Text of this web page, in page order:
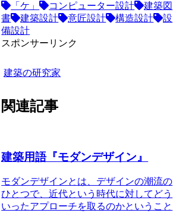
「ケ」
コンピューター設計
建築図
書
建築設計 意匠設計 構造設計
設
備設計
スポンサーリンク
建築の研究家
関連記事
建築用語『モダンデザイン』
モダンデザインとは、デザインの潮流の
ひとつで、近代という時代に対してどう
いったアプローチを取るのかということ